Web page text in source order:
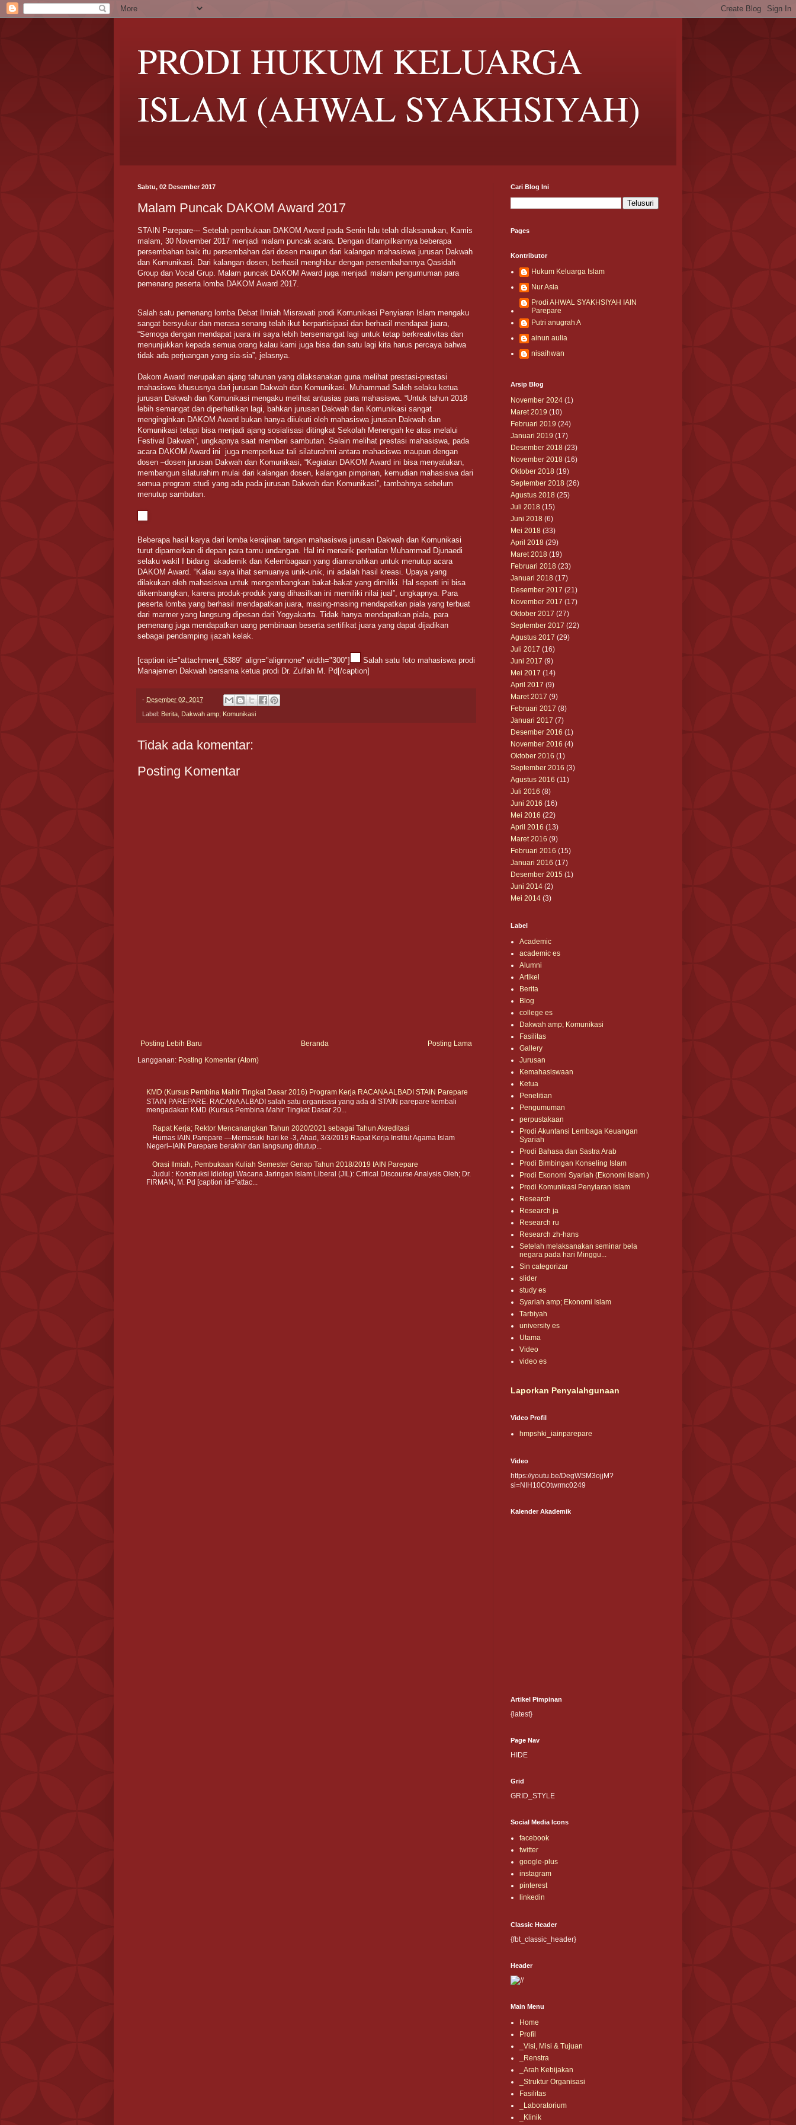
PRODI HUKUM KELUARGA
ISLAM (AHWAL SYAKHSIYAH)
Sabtu, 02 Desember 2017
Malam Puncak DAKOM Award 2017
STAIN Parepare--- Setelah pembukaan DAKOM Award pada Senin lalu telah dilaksanakan, Kamis
malam, 30 November 2017 menjadi malam puncak acara. Dengan ditampilkannya beberapa
persembahan baik itu persembahan dari dosen maupun dari kalangan mahasiswa jurusan Dakwah
dan Komunikasi. Dari kalangan dosen, berhasil menghibur dengan persembahannya Qasidah
Group dan Vocal Grup. Malam puncak DAKOM Award juga menjadi malam pengumuman para
pemenang peserta lomba DAKOM Award 2017.
Salah satu pemenang lomba Debat Ilmiah Misrawati prodi Komunikasi Penyiaran Islam mengaku
sangat bersyukur dan merasa senang telah ikut berpartisipasi dan berhasil mendapat juara,
“Semoga dengan mendapat juara ini saya lebih bersemangat lagi untuk tetap berkreativitas dan
menunjukkan kepada semua orang kalau kami juga bisa dan satu lagi kita harus percaya bahwa
tidak ada perjuangan yang sia-sia”, jelasnya.
Dakom Award merupakan ajang tahunan yang dilaksanakan guna melihat prestasi-prestasi
mahasiswa khususnya dari jurusan Dakwah dan Komunikasi. Muhammad Saleh selaku ketua
jurusan Dakwah dan Komunikasi mengaku melihat antusias para mahasiswa. “Untuk tahun 2018
lebih semangat dan diperhatikan lagi, bahkan jurusan Dakwah dan Komunikasi sangat
menginginkan DAKOM Award bukan hanya diiukuti oleh mahasiswa jurusan Dakwah dan
Komunikasi tetapi bisa menjadi ajang sosialisasi ditingkat Sekolah Menengah ke atas melalui
Festival Dakwah”, ungkapnya saat memberi sambutan. Selain melihat prestasi mahasiswa, pada
acara DAKOM Award ini juga memperkuat tali silaturahmi antara mahasiswa maupun dengan
dosen –dosen jurusan Dakwah dan Komunikasi, “Kegiatan DAKOM Award ini bisa menyatukan,
membangun silaturahim mulai dari kalangan dosen, kalangan pimpinan, kemudian mahasiswa dari
semua program studi yang ada pada jurusan Dakwah dan Komunikasi”, tambahnya sebelum
menutup sambutan.
Beberapa hasil karya dari lomba kerajinan tangan mahasiswa jurusan Dakwah dan Komunikasi
turut dipamerkan di depan para tamu undangan. Hal ini menarik perhatian Muhammad Djunaedi
selaku wakil I bidang akademik dan Kelembagaan yang diamanahkan untuk menutup acara
DAKOM Award. “Kalau saya lihat semuanya unik-unik, ini adalah hasil kreasi. Upaya yang
dilakukan oleh mahasiswa untuk mengembangkan bakat-bakat yang dimiliki. Hal seperti ini bisa
dikembangkan, karena produk-produk yang dihasilkan ini memiliki nilai jual”, ungkapnya. Para
peserta lomba yang berhasil mendapatkan juara, masing-masing mendapatkan piala yang terbuat
dari marmer yang langsung dipesan dari Yogyakarta. Tidak hanya mendapatkan piala, para
pemenang juga mendapatkan uang pembinaan beserta sertifikat juara yang dapat dijadikan
sebagai pendamping ijazah kelak.
[caption id="attachment_6389" align="alignnone" width="300"]
Salah satu foto mahasiswa prodi
Manajemen Dakwah bersama ketua prodi Dr. Zulfah M. Pd[/caption]
- Desember 02, 2017
Label: Berita Dakwah amp; Komunikasi
Tidak ada komentar:
Posting Komentar
Posting Lebih Baru Posting Lama
Beranda
Langganan: Posting Komentar (Atom)
KMD (Kursus Pembina Mahir Tingkat Dasar 2016) Program Kerja RACANA ALBADI STAIN Parepare
STAIN PAREPARE. RACANA ALBADI salah satu organisasi yang ada di STAIN parepare kembali
mengadakan KMD (Kursus Pembina Mahir Tingkat Dasar 20...
Rapat Kerja; Rektor Mencanangkan Tahun 2020/2021 sebagai Tahun Akreditasi
Humas IAIN Parepare —Memasuki hari ke -3, Ahad, 3/3/2019 Rapat Kerja Institut Agama Islam
Negeri–IAIN Parepare berakhir dan langsung ditutup...
Orasi Ilmiah, Pembukaan Kuliah Semester Genap Tahun 2018/2019 IAIN Parepare
Judul : Konstruksi Idiologi Wacana Jaringan Islam Liberal (JIL): Critical Discourse Analysis Oleh; Dr.
FIRMAN, M. Pd [caption id="attac...
Cari Blog Ini
Pages
Kontributor
Hukum Keluarga Islam
Nur Asia
Prodi AHWAL SYAKHSIYAH IAIN
Parepare
Putri anugrah A
ainun aulia
nisaihwan
Arsip Blog
November 2024 (1)
Maret 2019 (10)
Februari 2019 (24)
Januari 2019 (17)
Desember 2018 (23)
November 2018 (16)
Oktober 2018 (19)
September 2018 (26)
Agustus 2018 (25)
Juli 2018 (15)
Juni 2018 (6)
Mei 2018 (33)
April 2018 (29)
Maret 2018 (19)
Februari 2018 (23)
Januari 2018 (17)
Desember 2017 (21)
November 2017 (17)
Oktober 2017 (27)
September 2017 (22)
Agustus 2017 (29)
Juli 2017 (16)
Juni 2017 (9)
Mei 2017 (14)
April 2017 (9)
Maret 2017 (9)
Februari 2017 (8)
Januari 2017 (7)
Desember 2016 (1)
November 2016 (4)
Oktober 2016 (1)
September 2016 (3)
Agustus 2016 (11)
Juli 2016 (8)
Juni 2016 (16)
Mei 2016 (22)
April 2016 (13)
Maret 2016 (9)
Februari 2016 (15)
Januari 2016 (17)
Desember 2015 (1)
Juni 2014 (2)
Mei 2014 (3)
Label
Academic
academic es
Alumni
Artikel
Berita
Blog
college es
Dakwah amp; Komunikasi
Fasilitas
Gallery
Jurusan
Kemahasiswaan
Ketua
Penelitian
Pengumuman
perpustakaan
Prodi Akuntansi Lembaga Keuangan
Syariah
Prodi Bahasa dan Sastra Arab
Prodi Bimbingan Konseling Islam
Prodi Ekonomi Syariah (Ekonomi Islam )
Prodi Komunikasi Penyiaran Islam
Research
Research ja
Research ru
Research zh-hans
Setelah melaksanakan seminar bela
negara pada hari Minggu...
Sin categorizar
slider
study es
Syariah amp; Ekonomi Islam
Tarbiyah
university es
Utama
Video
video es
Laporkan Penyalahgunaan
Video Profil
hmpshki_iainparepare
Video
https://youtu.be/DegWSM3ojjM?
si=NIH10C0twrmc0249
Kalender Akademik
Artikel Pimpinan
{latest}
Page Nav
HIDE
Grid
GRID_STYLE
Social Media Icons
facebook
twitter
google-plus
instagram
pinterest
linkedin
Classic Header
{fbt_classic_header}
Header
Main Menu
Home
Profil
_Visi, Misi & Tujuan
_Renstra
_Arah Kebijakan
_Struktur Organisasi
Fasilitas
_Laboratorium
_Klinik